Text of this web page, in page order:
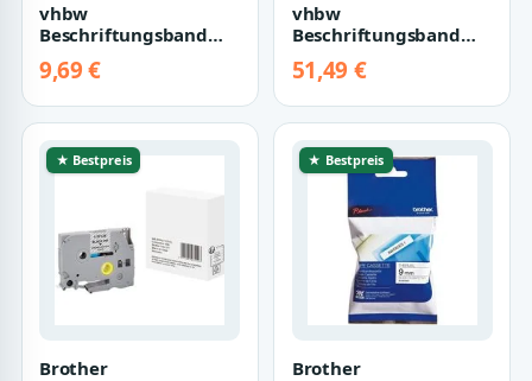
vhbw
Beschriftungsband
Ersatz für Brother TZE-
231, TZ-231 für
9,69 €
vhbw
Beschriftungsband
passend für Dymo
Multifunktionsdrucker,
51,49 €
★ Bestpreis
Brother
★ Bestpreis
Brother